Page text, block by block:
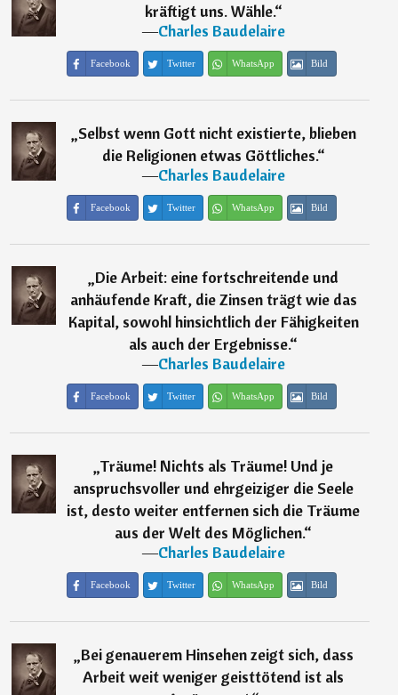
kräftigt uns. Wähle.“
―Charles Baudelaire
Facebook Twitter WhatsApp Bild
„Selbst wenn Gott nicht existierte, blieben
die Religionen etwas Göttliches.“
―Charles Baudelaire
Facebook Twitter WhatsApp Bild
„Die Arbeit: eine fortschreitende und
anhäufende Kraft, die Zinsen trägt wie das
Kapital, sowohl hinsichtlich der Fähigkeiten
als auch der Ergebnisse.“
―Charles Baudelaire
Facebook Twitter WhatsApp Bild
„Träume! Nichts als Träume! Und je
anspruchsvoller und ehrgeiziger die Seele
ist, desto weiter entfernen sich die Träume
aus der Welt des Möglichen.“
―Charles Baudelaire
Facebook Twitter WhatsApp Bild
„Bei genauerem Hinsehen zeigt sich, dass
Arbeit weit weniger geisttötend ist als